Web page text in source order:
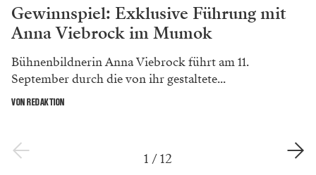
Gewinnspiel: Exklusive Führung mit
Anna Viebrock im Mumok
Bühnenbildnerin Anna Viebrock führt am 11.
September durch die von ihr gestaltete...
VON REDAKTION
1 /12